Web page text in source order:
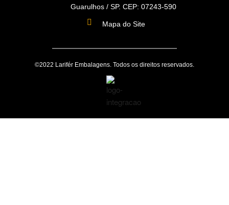
Guarulhos / SP. CEP: 07243-590
Mapa do Site
©2022 Larifér Embalagens. Todos os direitos reservados.